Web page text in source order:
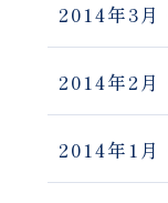
2014年3月
2014年2月
2014年1月